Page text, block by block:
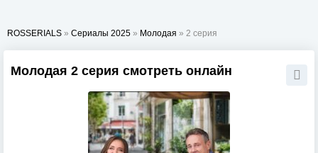
ROSSERIALS » Сериалы 2025 » Молодая » 2 серия
Молодая 2 серия смотреть онлайн